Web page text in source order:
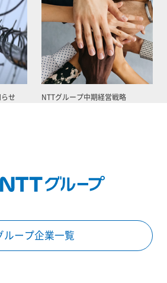
せ NTTグループ中期経営戦略
ループ企業一覧